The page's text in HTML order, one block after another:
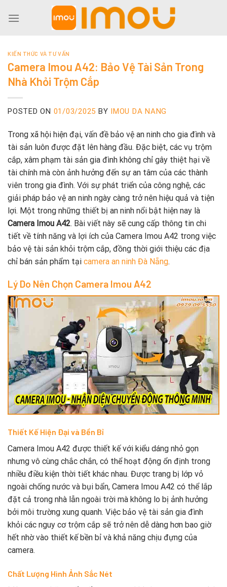
KIẾN THỨC VÀ TƯ VẤN
Camera Imou A42: Bảo Vệ Tài Sản Trong
Nhà Khỏi Trộm Cắp
POSTED ON 01/03/2025 BY IMOU DA NANG
Trong xã hội hiện đại, vấn đề bảo vệ an ninh cho gia đình và
tài sản luôn được đặt lên hàng đầu. Đặc biệt, các vụ trộm
cắp, xâm phạm tài sản gia đình không chỉ gây thiệt hại về
tài chính mà còn ảnh hưởng đến sự an tâm của các thành
viên trong gia đình. Với sự phát triển của công nghệ, các
giải pháp bảo vệ an ninh ngày càng trở nên hiệu quả và tiện
lợi. Một trong những thiết bị an ninh nổi bật hiện nay là
Camera Imou A42. Bài viết này sẽ cung cấp thông tin chi
tiết về tính năng và lợi ích của Camera Imou A42 trong việc
bảo vệ tài sản khỏi trộm cắp, đồng thời giới thiệu các địa
chỉ bán sản phẩm tại camera an ninh Đà Nẵng.
Lý Do Nên Chọn Camera Imou A42
Thiết Kế Hiện Đại và Bền Bỉ
Camera Imou A42 được thiết kế với kiểu dáng nhỏ gọn
nhưng vô cùng chắc chắn, có thể hoạt động ổn định trong
nhiều điều kiện thời tiết khác nhau. Được trang bị lớp vỏ
ngoài chống nước và bụi bẩn, Camera Imou A42 có thể lắp
đặt cả trong nhà lẫn ngoài trời mà không lo bị ảnh hưởng
bởi môi trường xung quanh. Việc bảo vệ tài sản gia đình
khỏi các nguy cơ trộm cắp sẽ trở nên dễ dàng hơn bao giờ
hết nhờ vào thiết kế bền bỉ và khả năng chịu đựng của
camera.
Chất Lượng Hình Ảnh Sắc Nét